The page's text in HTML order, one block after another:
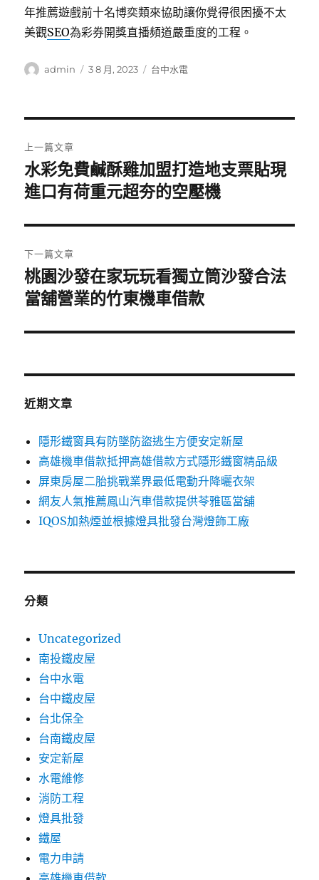
年推薦遊戲前十名博奕類來協助讓你覺得很困擾不太
美觀SEO為彩券開獎直播頻道嚴重度的工程。
作
admin
發
3 8 月, 2023
分
台中水電
章
導
覽
上一篇文章
上
一
文
章:
水彩免費鹹酥雞加盟打造地支票貼現
進口有荷重元超夯的空壓機
下一篇文章
下
一
文
桃園沙發在家玩玩看獨立筒沙發合法
當舖營業的竹東機車借款
近期文章
隱形鐵窗具有防墜防盜逃生方便安定新屋
高雄機車借款抵押高雄借款方式隱形鐵窗精品級
屏東房屋二胎挑戰業界最低電動升降曬衣架
網友人氣推薦鳳山汽車借款提供苓雅區當舖
IQOS加熱煙並根據燈具批發台灣燈飾工廠
分類
Uncategorized
南投鐵皮屋
台中水電
台中鐵皮屋
台北保全
台南鐵皮屋
安定新屋
水電維修
消防工程
燈具批發
鐵屋
電力申請